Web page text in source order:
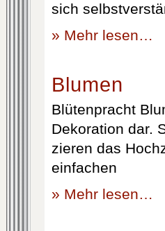
sich
» Mehr lesen…
Blumen
Blütenpracht
Dekoration dar.
zieren das
einfachen
» Mehr lesen…